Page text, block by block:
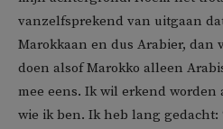
vanzelfsprekend van uitgaan
Marokkaan en dus Arabier, dan
doen alsof Marokko alleen
mee eens. Ik wil erkend worden
wie ik ben. Ik heb lang gedacht: